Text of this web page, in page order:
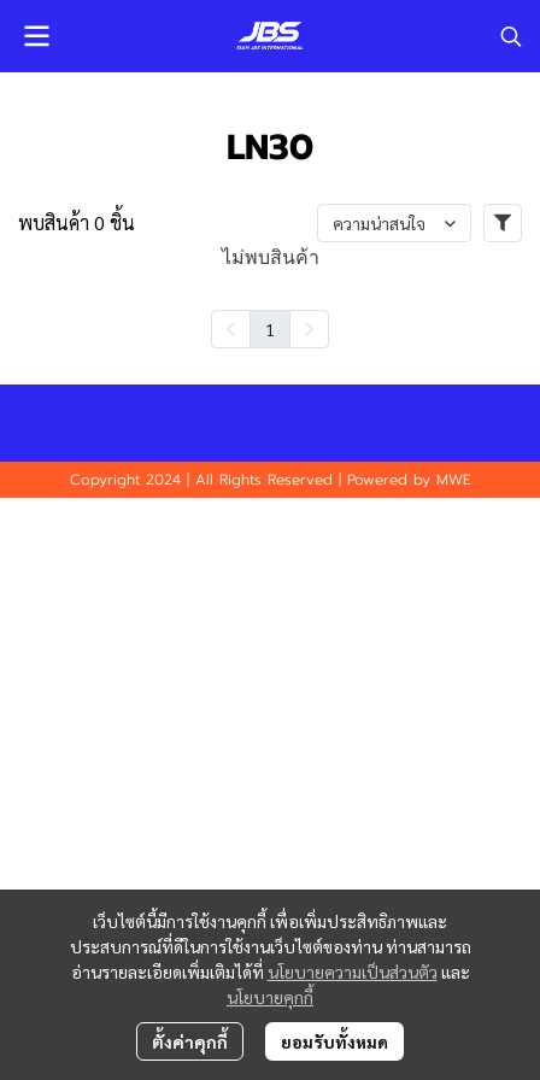
LN30
พบสินค้า 0 ชิ้น ความน่าสนใจ
ไม่พบสินค้า
1
เว็บไซต์นี้มีการใช้งานคุกกี้ เพื่อเพิ่มประสิทธิภาพและ
ประสบการณ์ที่ดีในการใช้งานเว็บไซต์ของท่าน ท่านสามารถ
อ่านรายละเอียดเพิ่มเติมได้ที่ นโยบายความเป็นส่วนตัว และ
นโยบายคุกกี้
ตั้งค่าคุกกี้ ยอมรับทั้งหมด
Copyright 2024 | All Rights Reserved | Powered by MWE